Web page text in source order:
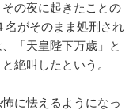
の夜に起きたことの
名がそのまま処刑され
「天皇陛下万歳」と
と絶叫したという。
に怯えるようになっ